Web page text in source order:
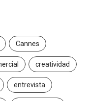
Cannes
creatividad
entrevista